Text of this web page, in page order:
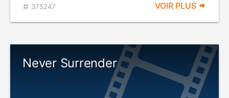
375247 VOIR PLUS
Never Surrender